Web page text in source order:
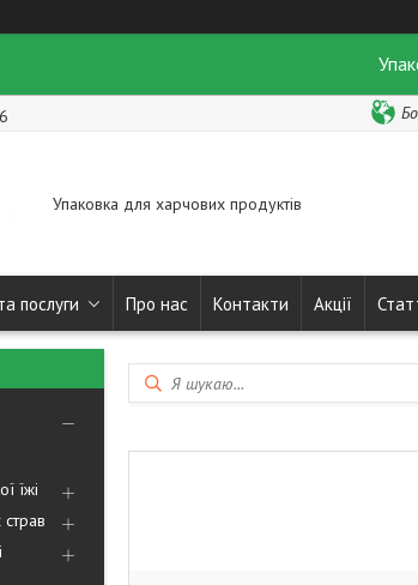
Упаковка для харчових продуктів
послуги Про нас Контакти Акції
їжі